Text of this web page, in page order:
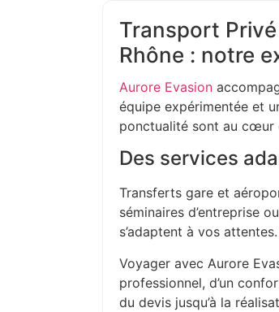
Transport
Rhône : notre
Aurore Evasion
équipe expérimentée et
ponctualité sont au cœur
Des services
Transferts gare et
séminaires d’entreprise
s’adaptent à vos attentes.
Voyager avec Aurore
professionnel, d’un
du devis jusqu’à la